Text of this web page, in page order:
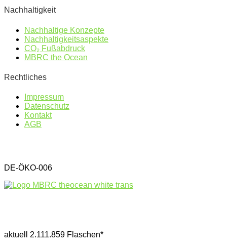
Nachhaltigkeit
Nachhaltige Konzepte
Nachhaltigkeitsaspekte
CO₂ Fußabdruck
MBRC the Ocean
Rechtliches
Impressum
Datenschutz
Kontakt
AGB
DE-ÖKO-006
aktuell 2.111.859 Flaschen*